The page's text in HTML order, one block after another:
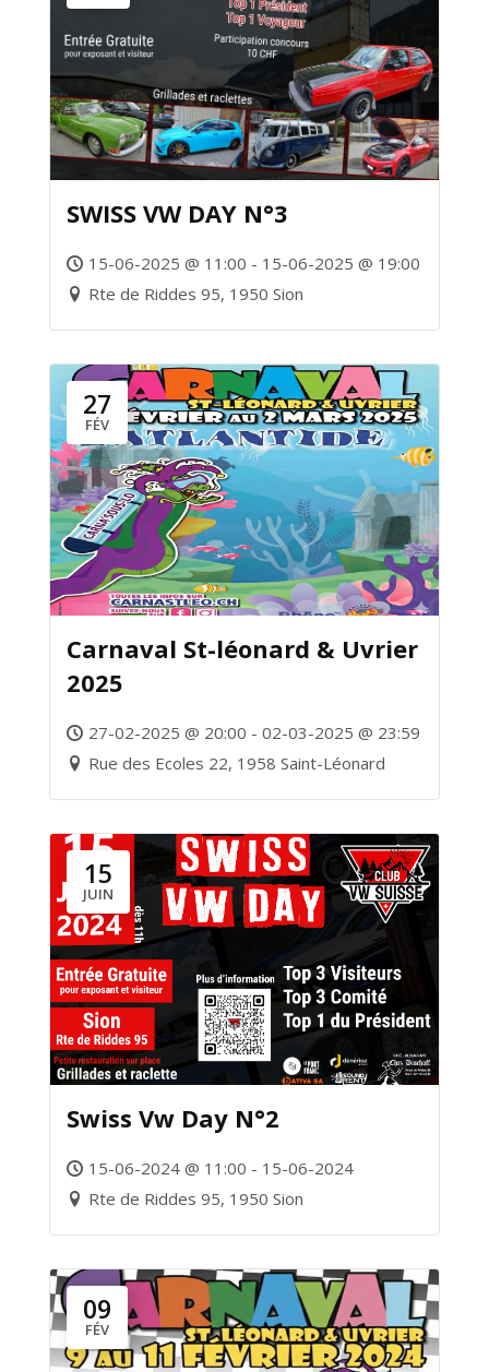
SWISS VW DAY N°3
15-06-2025 @ 11:00 - 15-06-2025 @ 19:00
Rte de Riddes 95, 1950 Sion
27
FÉV
Carnaval St-léonard & Uvrier
2025
27-02-2025 @ 20:00 - 02-03-2025 @ 23:59
Rue des Ecoles 22, 1958 Saint-Léonard
15
JUIN
Swiss Vw Day N°2
15-06-2024 @ 11:00 - 15-06-2024
Rte de Riddes 95, 1950 Sion
09
FÉV